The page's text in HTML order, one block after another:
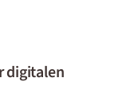
digitalen